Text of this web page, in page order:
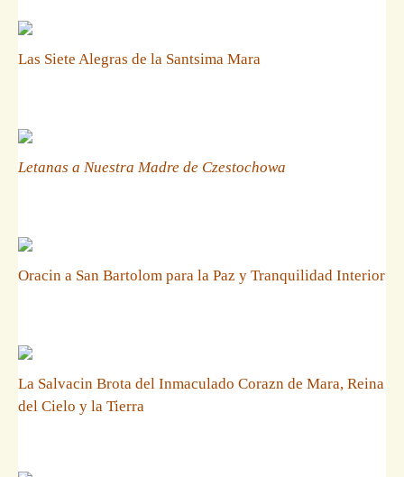
Las Siete Alegras de la Santsima Mara
Letanas a Nuestra Madre de Czestochowa
Oracin a San Bartolom para la Paz y Tranquilidad Interior
La Salvacin Brota del Inmaculado Corazn de Mara, Reina
del Cielo y la Tierra